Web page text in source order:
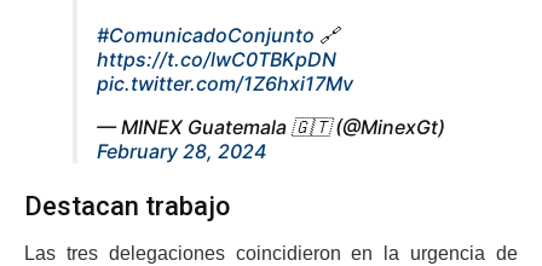
#ComunicadoConjunto 🔗
https://t.co/lwC0TBKpDN
pic.twitter.com/1Z6hxi17Mv
— MINEX Guatemala 🇬🇹 (@MinexGt)
February 28, 2024
Destacan trabajo
Las tres delegaciones coincidieron en la urgencia de